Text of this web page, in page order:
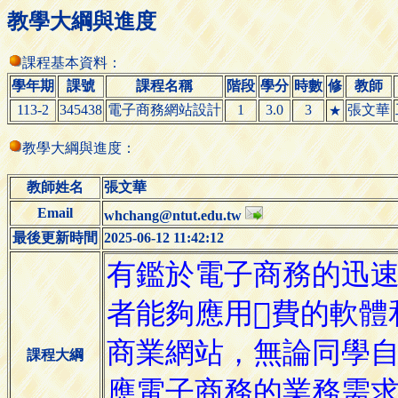
教學大綱與進度
課程基本資料：
學年期
課號 課程名稱 階段 學分 時數 修
教師
113-2
345438 電子商務網站設計 1 3.0 3 ★ 張文華
教學大綱與進度：
教師姓名
張文華
Email
whchang@ntut.edu.tw
最後更新時間 2025-06-12 11:42:12
課程大綱